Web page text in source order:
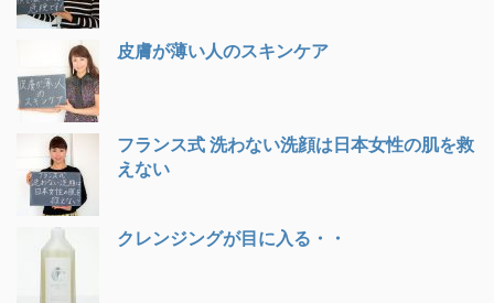
皮膚が薄い人のスキンケア
フランス式 洗わない洗顔は日本女性の肌を救
えない
クレンジングが目に入る・・